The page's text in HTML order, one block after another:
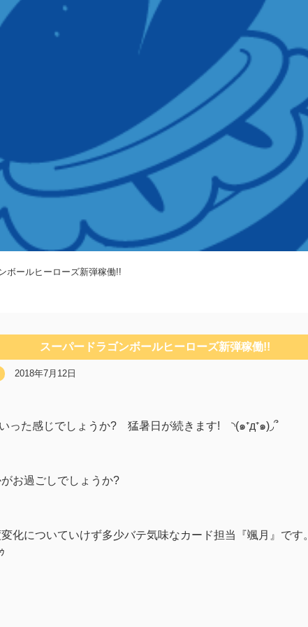
ボールヒーローズ新弾稼働!!
スーパードラゴンボールヒーローズ新弾稼働!!
2018年7月12日
った感じでしょうか? 猛暑日が続きます! ◝(๑⁺д⁺๑)◞՞
お過ごしでしょうか?
化についていけず多少バテ気味なカード担当『颯月』です